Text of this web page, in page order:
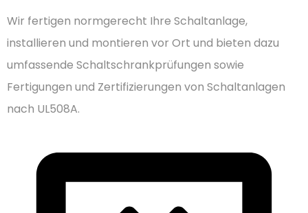
Wir fertigen normgerecht Ihre Schaltanlage,
installieren und montieren vor Ort und bieten dazu
umfassende Schaltschrankprüfungen sowie
Fertigungen und Zertifizierungen von Schaltanlagen
nach UL508A.